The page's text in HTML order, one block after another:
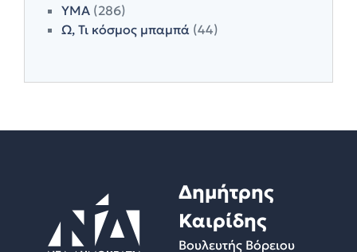
ΥΜΑ (286)
Ω, Τι κόσμος μπαμπά (44)
Δημήτρης
Καιρίδης
Βουλευτής Βόρειου